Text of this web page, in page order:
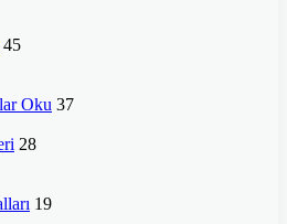
45
Oku 37
28
19